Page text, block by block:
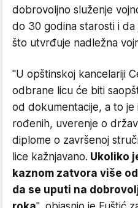
dobrovoljno služenje
do 30 godina starosti i
što utvrđuje nadležna
"U opštinskoj kancelariji
odbrane licu će biti
od dokumentacije, a to je
rođenih, uverenje o
diplome o završenoj
lice kažnjavano. Ukoliko
kaznom zatvora više
da se uputi na